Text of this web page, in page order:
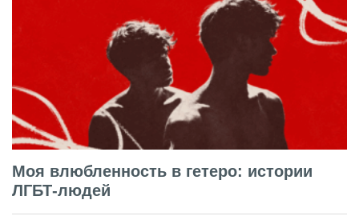
Моя влюбленность в гетеро: истории
ЛГБТ-людей